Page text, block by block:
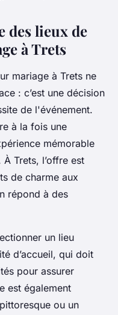
des lieux de
à Trets
mariage à Trets ne
: c’est une décision
de l'événement.
à la fois une
mémorable
Trets, l’offre est
de charme aux
répond à des
un lieu
d’accueil, qui doit
pour assurer
est également
ou un